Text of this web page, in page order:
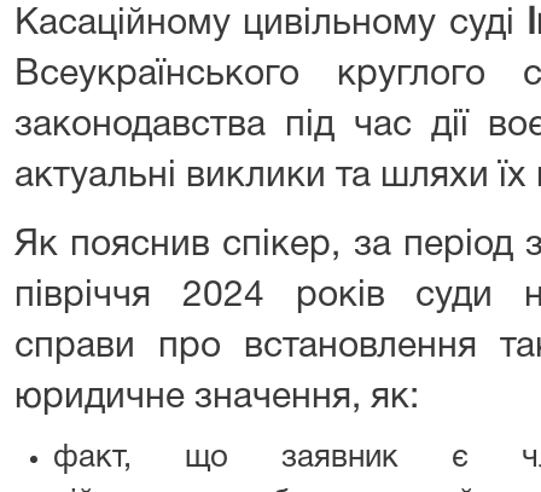
Касаційному цивільному суді
Всеукраїнського
законодавства під час дії
актуальні виклики та шляхи
Як пояснив спікер, за
півріччя 2024 років суди
справи про встановлення
юридичне значення, як:
факт, що заявник є